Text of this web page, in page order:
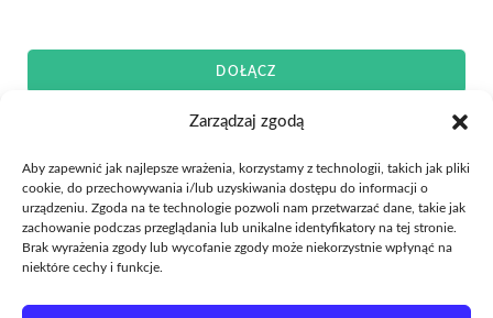
Zarządzaj zgodą
Aby zapewnić jak najlepsze wrażenia, korzystamy z technologii, takich jak pliki
cookie, do przechowywania i/lub uzyskiwania dostępu do informacji o
urządzeniu. Zgoda na te technologie pozwoli nam przetwarzać dane, takie jak
zachowanie podczas przeglądania lub unikalne identyfikatory na tej stronie.
Brak wyrażenia zgody lub wycofanie zgody może niekorzystnie wpłynąć na
niektóre cechy i funkcje.
DOŁĄCZ
Nie masz jeszcze konta?Zarejestruj się
Regulamin sklepu Polityka prywatności